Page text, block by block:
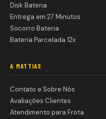
Disk Bateria
Entrega em 27 Minutos
Socorro Bateria
Bateria Parcelada 12x
A MATTIAS
Contato e Sobre Nós
Avaliações Clientes
Atendimento para Frota